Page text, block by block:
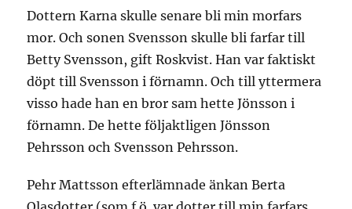
Dottern Karna skulle senare bli min morfars
mor. Och sonen Svensson skulle bli farfar till
Betty Svensson, gift Roskvist. Han var faktiskt
döpt till Svensson i förnamn. Och till yttermera
visso hade han en bror sam hette Jönsson i
förnamn. De hette följaktligen Jönsson
Pehrsson och Svensson Pehrsson.
Pehr Mattsson efterlämnade änkan Berta